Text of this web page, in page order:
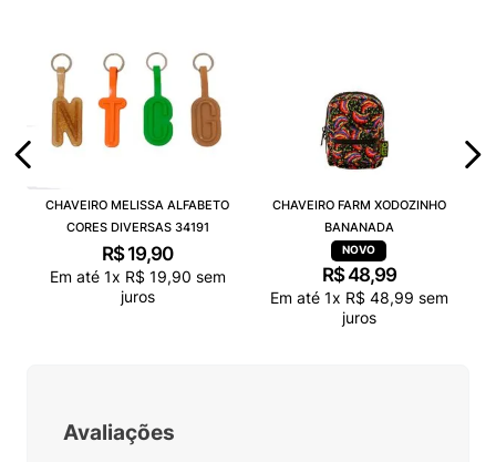
CHAVEIRO MELISSA ALFABETO
CORES DIVERSAS 34191
R$ 19,90
Em até 1x R$ 19,90 sem
juros
CHAVEIRO FARM XODOZINHO
BANANADA
R$48,99
Em até 1x R$ 48,99 sem
juros
Avaliações